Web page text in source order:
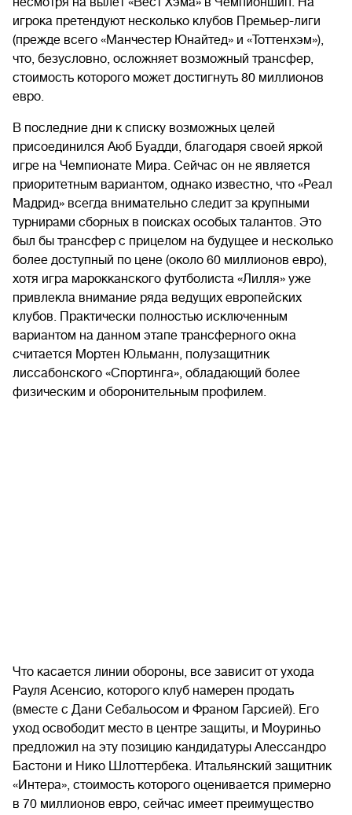
игрока претендуют несколько клубов Премьер-лиги
(прежде всего «Манчестер Юнайтед» и «Тоттенхэм»),
что, безусловно, осложняет возможный трансфер,
стоимость которого может достигнуть 80 миллионов
евро.
В последние дни к списку возможных целей
присоединился Аюб Буадди, благодаря своей яркой
игре на Чемпионате Мира. Сейчас он не является
приоритетным вариантом, однако известно, что «Реал
Мадрид» всегда внимательно следит за крупными
турнирами сборных в поисках особых талантов. Это
был бы трансфер с прицелом на будущее и несколько
более доступный по цене (около 60 миллионов евро),
хотя игра марокканского футболиста «Лилля» уже
привлекла внимание ряда ведущих европейских
клубов. Практически полностью исключенным
вариантом на данном этапе трансферного окна
считается Мортен Юльманн, полузащитник
лиссабонского «Спортинга», обладающий более
физическим и оборонительным профилем.
Что касается линии обороны, все зависит от ухода
Рауля Асенсио, которого клуб намерен продать
(вместе с Дани Себальосом и Франом Гарсией). Его
уход освободит место в центре защиты, и Моуриньо
предложил на эту позицию кандидатуры Алессандро
Бастони и Нико Шлоттербека. Итальянский защитник
«Интера», стоимость которого оценивается примерно
в 70 миллионов евро, сейчас имеет преимущество